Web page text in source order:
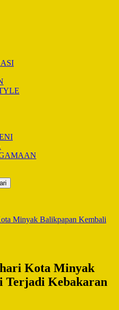
Minyak Balikpapan Kembali
Kota Minyak
Terjadi Kebakaran